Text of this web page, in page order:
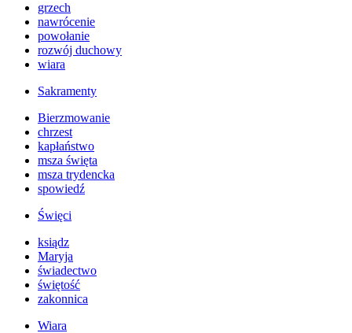
grzech
nawrócenie
powołanie
rozwój duchowy
wiara
Sakramenty
Bierzmowanie
chrzest
kapłaństwo
msza święta
msza trydencka
spowiedź
Święci
ksiądz
Maryja
świadectwo
świętość
zakonnica
Wiara